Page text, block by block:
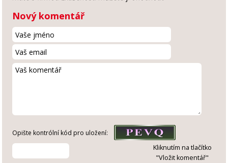
Nový komentář
Opište kontrólní kód pro uložení:
Kliknutím na tlačítko
"Vložit komentář"